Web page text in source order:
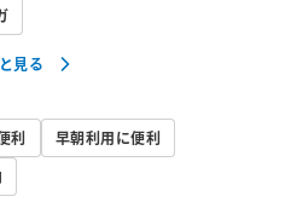
・Bluetoothスピーカー・
無料でお使いになれます！
備椅子2脚）まで着席可能です。
見る
利
早朝利用に便利